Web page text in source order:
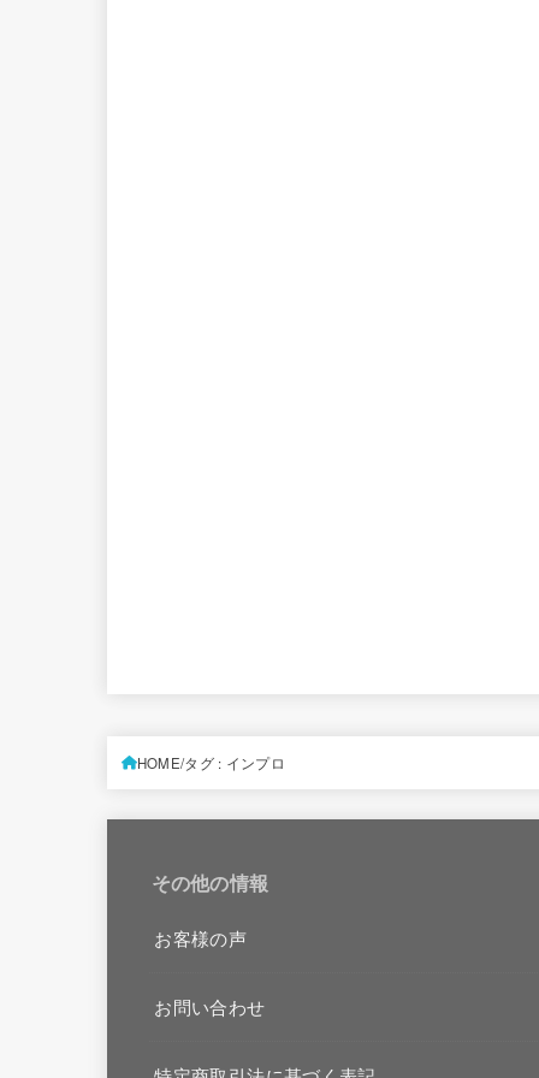
HOME タグ : インプロ
その他の情報
お客様の声
お問い合わせ